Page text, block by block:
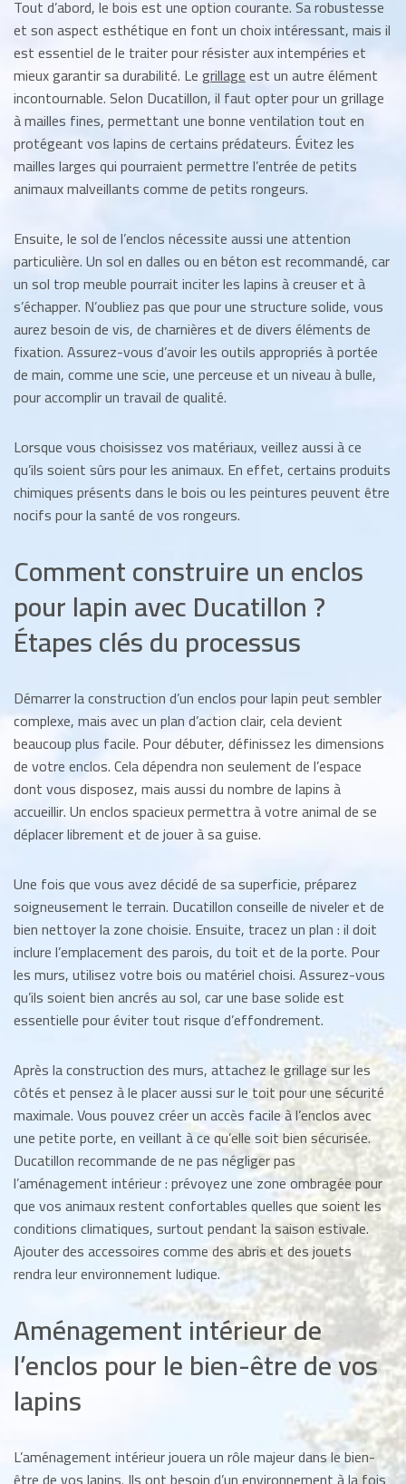
Tout d’abord, le bois est une option courante. Sa robustesse
et son aspect esthétique en font un choix intéressant, mais il
est essentiel de le traiter pour résister aux intempéries et
mieux garantir sa durabilité. Legrillageest un autre élément
incontournable. Selon Ducatillon, il faut opter pour un grillage
à mailles fines, permettant une bonne ventilation tout en
protégeant vos lapins de certains prédateurs. Évitez les
mailles larges qui pourraient permettre l’entrée de petits
animaux malveillants comme de petits rongeurs.
Ensuite, le sol de l’enclos nécessite aussi une attention
particulière. Un sol en dalles ou en béton est recommandé, car
un sol trop meuble pourrait inciter les lapins à creuser et à
s’échapper. N’oubliez pas que pour une structure solide, vous
aurez besoin de vis, de charnières et de divers éléments de
fixation. Assurez-vous d’avoir les outils appropriés à portée
de main, comme une scie, une perceuse et un niveau à bulle,
pour accomplir un travail de qualité.
Lorsque vous choisissez vos matériaux, veillez aussi à ce
qu’ils soient sûrs pour les animaux. En effet, certains produits
chimiques présents dans le bois ou les peintures peuvent être
nocifs pour la santé de vos rongeurs.
Comment construire un enclos
pour lapin avec Ducatillon ?
Étapes clés du processus
Démarrer la construction d’un enclos pour lapin peut sembler
complexe, mais avec un plan d’action clair, cela devient
beaucoup plus facile. Pour débuter, définissez les dimensions
de votre enclos. Cela dépendra non seulement de l’espace
dont vous disposez, mais aussi du nombre de lapins à
accueillir. Un enclos spacieux permettra à votre animal de se
déplacer librement et de jouer à sa guise.
Une fois que vous avez décidé de sa superficie, préparez
soigneusement le terrain. Ducatillon conseille de niveler et de
bien nettoyer la zone choisie. Ensuite, tracez un plan : il doit
inclure l’emplacement des parois, du toit et de la porte. Pour
les murs, utilisez votre bois ou matériel choisi. Assurez-vous
qu’ils soient bien ancrés au sol, car une base solide est
essentielle pour éviter tout risque d’effondrement.
Après la construction des murs, attachez le grillage sur les
côtés et pensez à le placer aussi sur le toit pour une sécurité
maximale. Vous pouvez créer un accès facile à l’enclos avec
une petite porte, en veillant à ce qu’elle soit bien sécurisée.
Ducatillon recommande de ne pas négliger pas
l’aménagement intérieur : prévoyez une zone ombragée pour
que vos animaux restent confortables quelles que soient les
conditions climatiques, surtout pendant la saison estivale.
Ajouter des accessoires comme des abris et des jouets
rendra leur environnement ludique.
Aménagement intérieur de
l’enclos pour le bien-être de vos
lapins
L’aménagement intérieur jouera un rôle majeur dans le bien-